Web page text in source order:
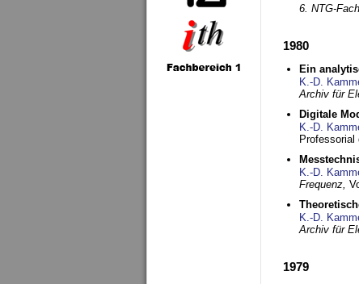
6. NTG-
1980
Ein
K.-D.
Archiv für
Digitale
K.-D.
K.-D.
Frequenz,
K.-D.
Archiv für
1979